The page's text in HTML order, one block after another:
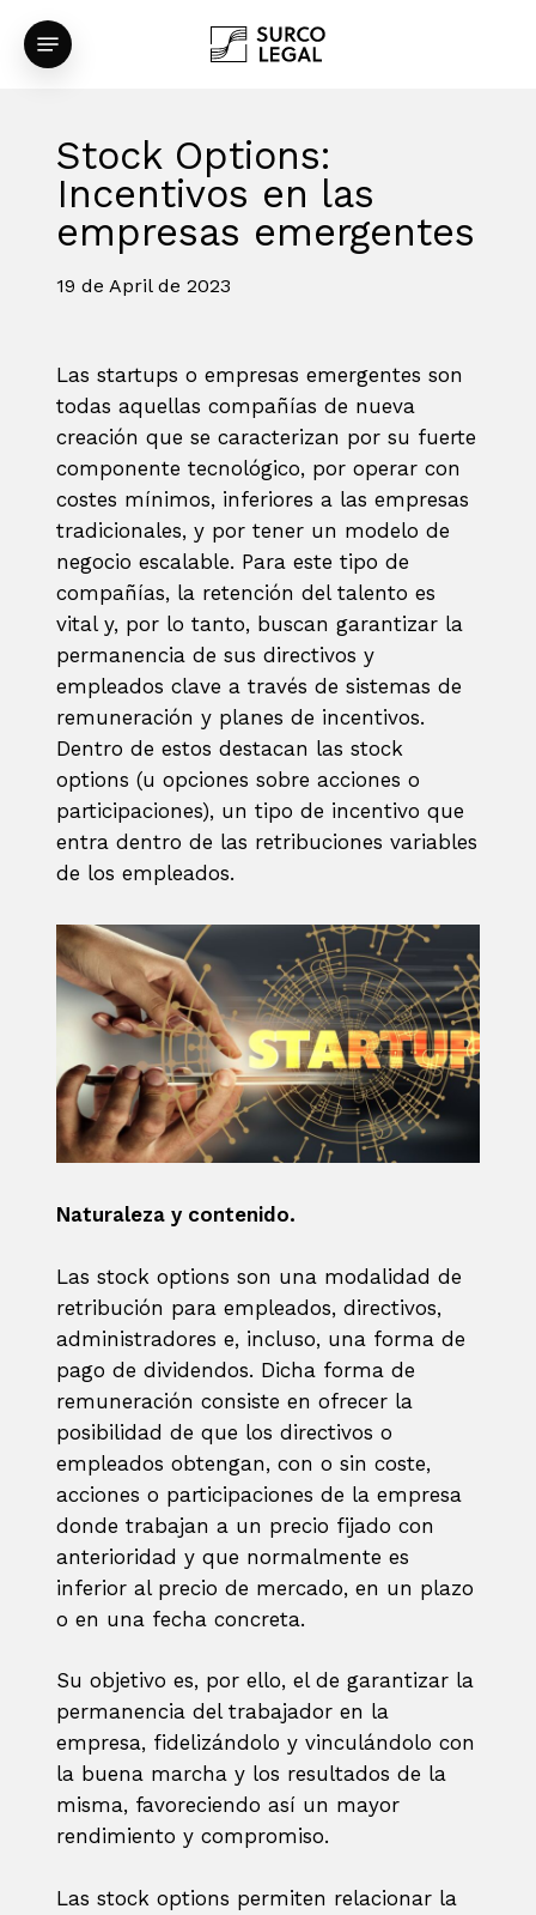
Skip
Menu
Stock Options:
Incentivos en las
empresas emergentes
19 de April de 2023
Las startups o empresas emergentes son
todas aquellas compañías de nueva
creación que se caracterizan por su fuerte
componente tecnológico, por operar con
costes mínimos, inferiores a las empresas
tradicionales, y por tener un modelo de
negocio escalable. Para este tipo de
compañías, la retención del talento es
vital y, por lo tanto, buscan garantizar la
permanencia de sus directivos y
empleados clave a través de sistemas de
remuneración y planes de incentivos.
Dentro de estos destacan las stock
options (u opciones sobre acciones o
participaciones), un tipo de incentivo que
entra dentro de las retribuciones variables
de los empleados.
Naturaleza y contenido.
Las stock options son una modalidad de
retribución para empleados, directivos,
administradores e, incluso, una forma de
pago de dividendos. Dicha forma de
remuneración consiste en ofrecer la
posibilidad de que los directivos o
empleados obtengan, con o sin coste,
acciones o participaciones de la empresa
donde trabajan a un precio fijado con
anterioridad y que normalmente es
inferior al precio de mercado, en un plazo
o en una fecha concreta.
Su objetivo es, por ello, el de garantizar la
permanencia del trabajador en la
empresa, fidelizándolo y vinculándolo con
la buena marcha y los resultados de la
misma, favoreciendo así un mayor
rendimiento y compromiso.
Las stock options permiten relacionar la